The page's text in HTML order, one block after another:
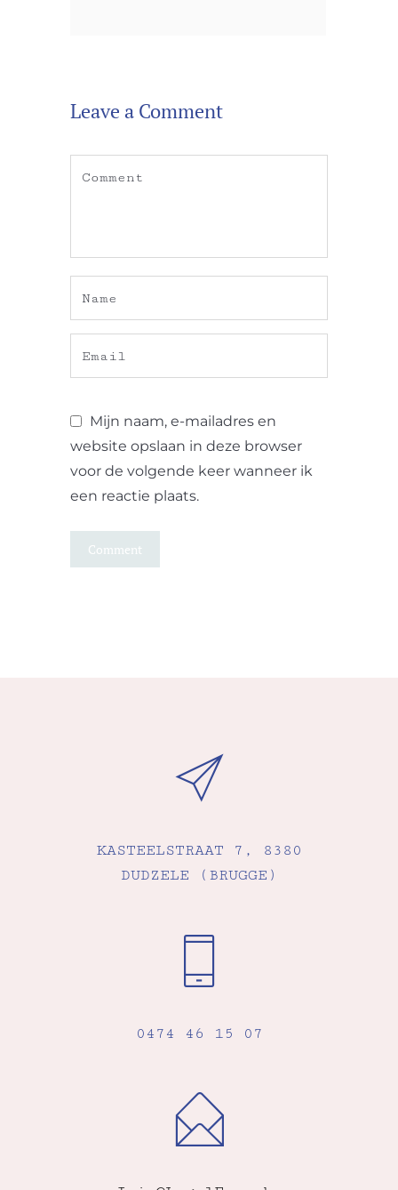
Leave a Comment
Mijn naam, e-mailadres en
website opslaan in deze browser
voor de volgende keer wanneer ik
een reactie plaats.
KASTEELSTRAAT 7, 8380
DUDZELE (BRUGGE)
0474 46 15 07